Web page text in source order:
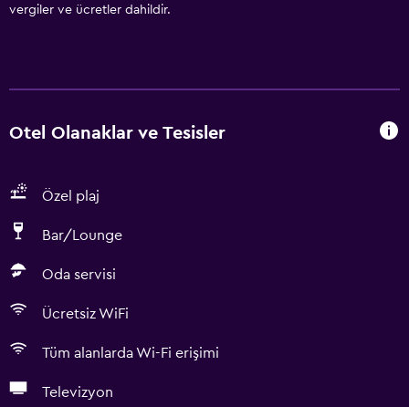
vergiler ve ücretler dahildir.
Otel Olanaklar ve Tesisler
Özel plaj
Bar/Lounge
Oda servisi
Ücretsiz WiFi
Tüm alanlarda Wi-Fi erişimi
Televizyon